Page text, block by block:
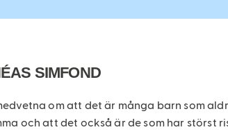
SIMFOND
om att det är många barn som
och att det också är de som har störst